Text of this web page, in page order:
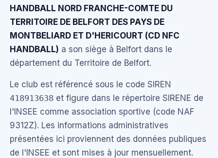
HANDBALL NORD FRANCHE-COMTE DU
TERRITOIRE DE BELFORT DES PAYS DE
MONTBELIARD ET D'HERICOURT (CD NFC
HANDBALL) a son siège à Belfort dans le
département du Territoire de Belfort.
Le club est référencé sous le code SIREN
418913638 et figure dans le répertoire SIRENE de
l'INSEE comme association sportive (code NAF
9312Z). Les informations administratives
présentées ici proviennent des données publiques
de l'INSEE et sont mises à jour mensuellement.